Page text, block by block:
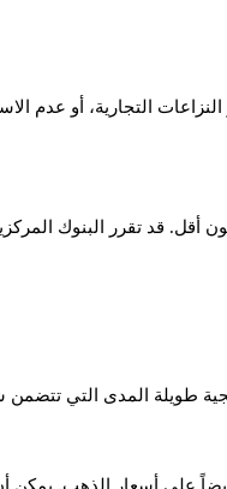
التجارية، أو عدم
أقل. قد تقرر البنوك
طويلة المدى التي